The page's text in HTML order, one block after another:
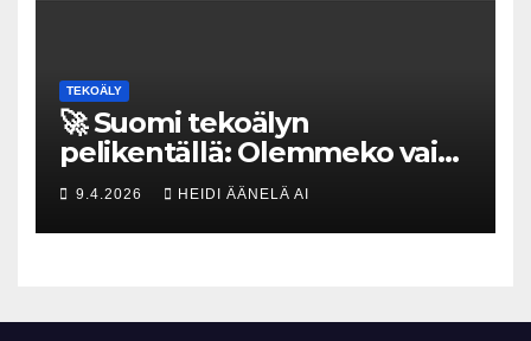
TEKOÄLY
🚀 Suomi tekoälyn
pelikentällä: Olemmeko vain
maksavia asiakkaita vai
rakennammeko
tulevaisuuden gigatehtaan?
9.4.2026 HEIDI ÄÄNELÄ AI